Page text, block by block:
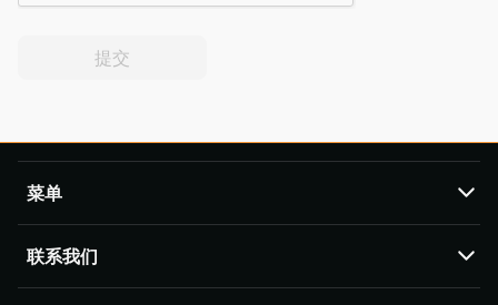
提交
菜单
产品
联系我们